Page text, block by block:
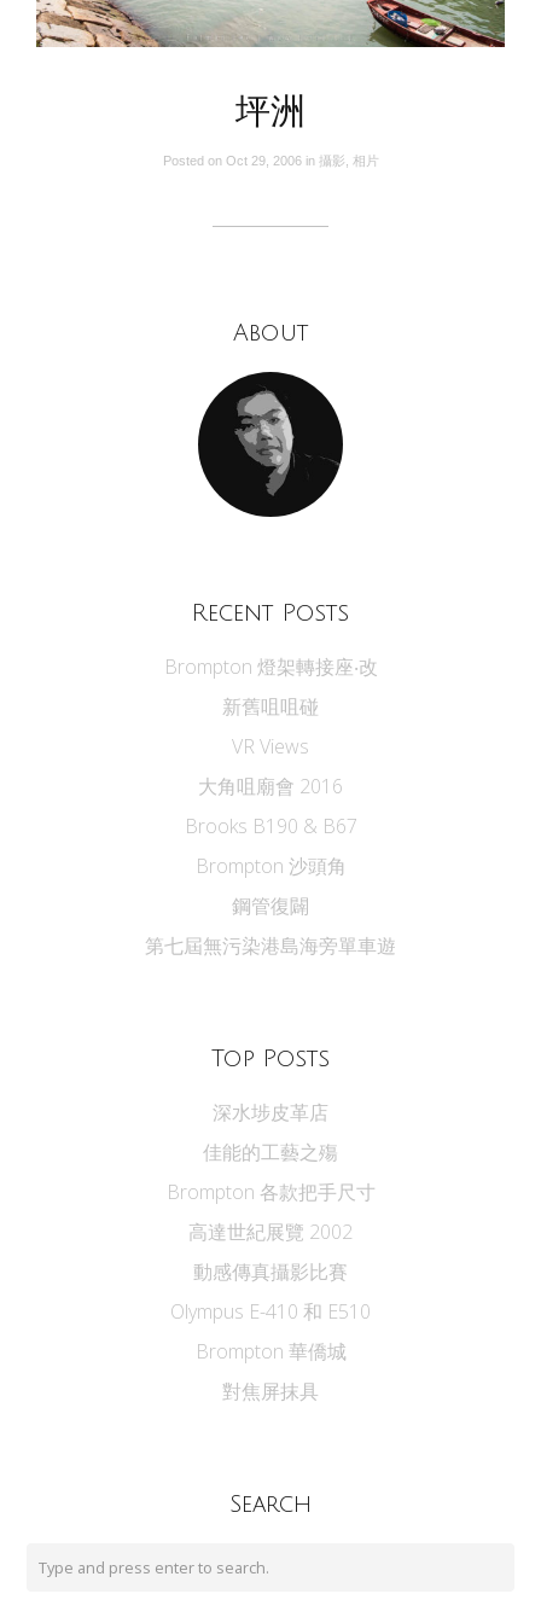
坪洲
Posted on Oct 29, 2006 in 攝影 相片
About
Recent Posts
Brompton 燈架轉接座‧改
新舊咀咀碰
VR Views
大角咀廟會 2016
Brooks B190 & B67
Brompton 沙頭角
鋼管復闢
第七屆無污染港島海旁單車遊
Top Posts
深水埗皮革店
佳能的工藝之殤
Brompton 各款把手尺寸
高達世紀展覽 2002
動感傳真攝影比賽
Olympus E-410 和 E510
Brompton 華僑城
對焦屏抹具
Search